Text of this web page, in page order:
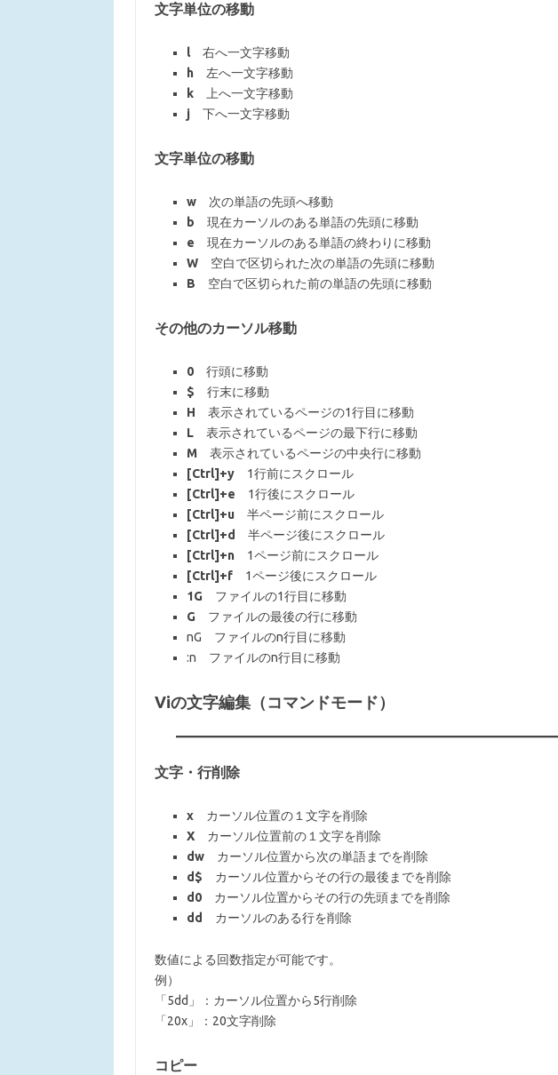
文字単位の移動
l右へ一文字移動
h左へ一文字移動
k上へ一文字移動
j下へ一文字移動
文字単位の移動
w次の単語の先頭へ移動
b 現在カーソルのある単語の先頭に移動
e 現在カーソルのある単語の終わりに移動
W空白で区切られた次の単語の先頭に移動
B 空白で区切られた前の単語の先頭に移動
その他のカーソル移動
0行頭に移動
$ 行末に移動
H 表示されているページの1行目に移動
L表示されているページの最下行に移動
M表示されているページの中央行に移動
[Ctrl]+y1行前にスクロール
[Ctrl]+e 1行後にスクロール
[Ctrl]+u半ページ前にスクロール
[Ctrl]+d
半ページ後にスクロール
[Ctrl]+n1ページ前にスクロール
[Ctrl]+f1ページ後にスクロール
1Gファイルの1行目に移動
Gファイルの最後の行に移動
nG ファイルのn行目に移動
:n ファイルのn行目に移動
Viの文字編集（コマンドモード）
文字・行削除
xカーソル位置の１文字を削除
Xカーソル位置前の１文字を削除
dwカーソル位置から次の単語までを削除
d$ カーソル位置からその行の最後までを削除
d0カーソル位置からその行の先頭までを削除
dd
カーソルのある行を削除
数値による回数指定が可能です。
例）
「5dd」：カーソル位置から5行削除
「20x」：20文字削除
コピー